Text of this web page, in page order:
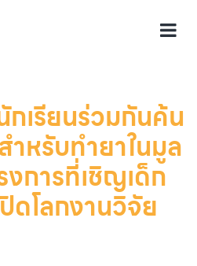
เรียนร่วมกันค้น
หรับทำยาในมูล
งการที่เชิญเด็ก
ดโลกงานวิจัย